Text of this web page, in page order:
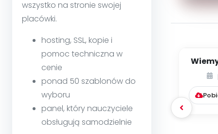
wszystko na stronie swojej
placówki.
hosting, SSL, kopie i
pomoc techniczna w
cenie
ponad 50 szablonów do
wyboru
panel, który nauczyciele
obsługują samodzielnie
jak